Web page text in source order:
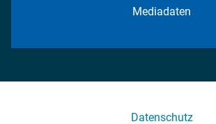
Mediadaten
Datenschutz